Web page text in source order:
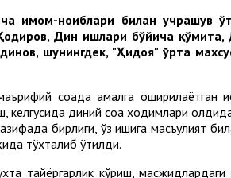
имом-ноиблари билан учрашув
Дин ишлари бўйича қўмита,
шунингдек, "Ҳидоя" ўрта
соҳада амалга
диний соҳа ходимлари
бирлиги, ўз ишига масъулият
тўхталиб ўтилди.
тайёргарлик кўриш,